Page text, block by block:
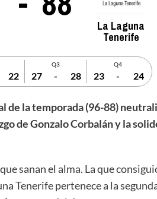
La Laguna
Tenerife
22
Q3
27 - 28
Q4
23 - 24
de la temporada (96-88)
de Gonzalo Corbalán y la
sanan el alma. La que
Tenerife pertenece a la